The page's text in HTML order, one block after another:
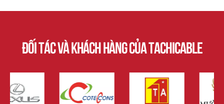
Đối tác và khách hàng của tachicable